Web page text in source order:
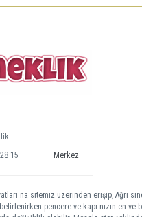
15
Merkez
na sitemiz üzerinden erişip, Ağrı
belirlenirken pencere ve kapı nızın en